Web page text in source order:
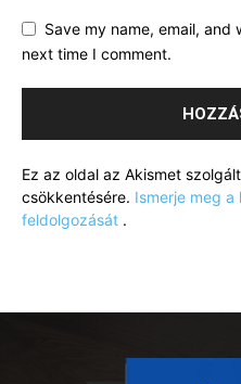
Save my name, email,
next time I comment.
Ez az oldal az Akismet
csökkentésére. Ismerje meg
feldolgozását .